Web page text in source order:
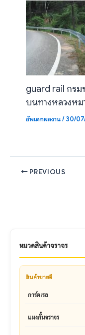
หมวดสินค้าจราจร
สินค้าขายดี
การ์ดเรล
แผงกั้นจราจร
guard rail กรม
บนทางหลวงหม
อัพเดทผลงาน/30/
PREVIOUS